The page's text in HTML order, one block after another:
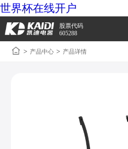
世界杯在线开户
股票代码
605288
> 产品中心 > 产品详情